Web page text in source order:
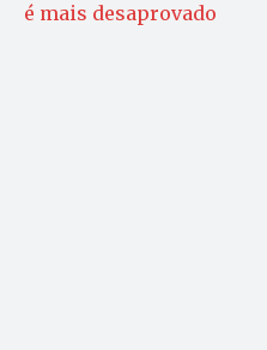
é mais desaprovado